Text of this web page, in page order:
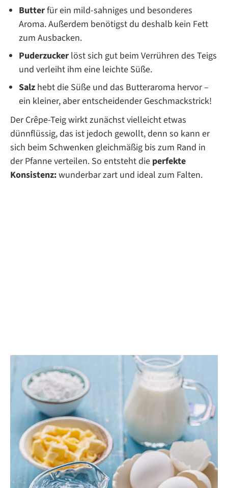
Butterfür ein mild-sahniges und besonderes
Aroma. Außerdem benötigst du deshalb kein Fett
zum Ausbacken.
Puderzucker löst sich gut beim Verrühren des Teigs
und verleiht ihm eine leichte Süße.
Salz hebt die Süße und das Butteraroma hervor –
ein kleiner, aber entscheidender Geschmackstrick!
Der Crêpe-Teig wirkt zunächst vielleicht etwas
dünnflüssig, das ist jedoch gewollt, denn so kann er
sich beim Schwenken gleichmäßig bis zum Rand in
der Pfanne verteilen. So entsteht die perfekte
Konsistenz:wunderbar zart und ideal zum Falten.